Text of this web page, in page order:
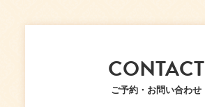
CONTACT
ご予約・お問い合わせ